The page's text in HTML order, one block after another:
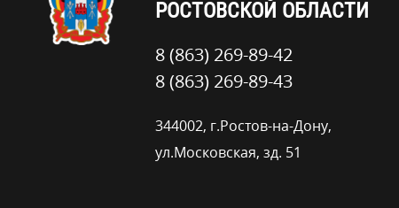
РОСТОВСКОЙ ОБЛАСТИ
8 (863) 269-89-42
8 (863) 269-89-43
344002, г.Ростов-на-Дону,
ул.Московская, зд. 51